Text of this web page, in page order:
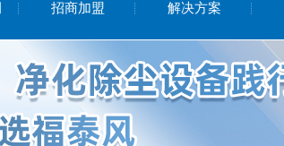
招商加盟 解决方案